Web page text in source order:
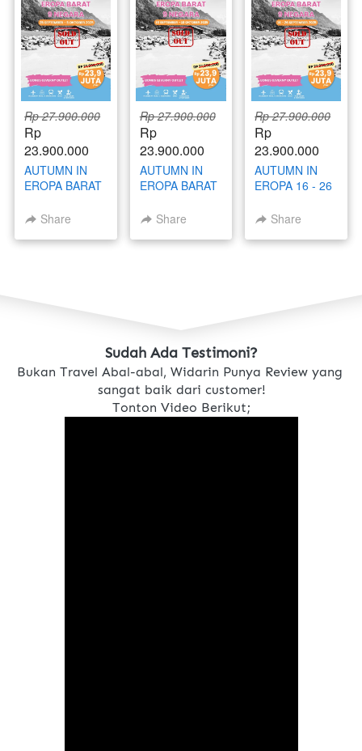
Rp 27.900.000
Rp
23.900.000
AUTUMN IN
EROPA BARAT
SEPTEMBER -
2025
Share
Rp 27.900.000
Rp
23.900.000
AUTUMN IN
EROPA BARAT
SEPTEMBER -
2025
Share
Rp 27.900.000
Rp
23.900.000
AUTUMN IN
EROPA 16 - 26
2025Share
Sudah Ada Testimoni?
Bukan Travel Abal-abal, Widarin Punya Review yang
sangat baik dari customer!
Tonton Video Berikut;